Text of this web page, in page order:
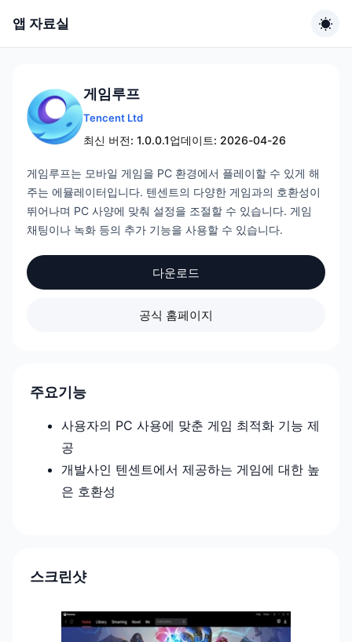
앱 자료실
게임루프
Tencent Ltd
최신 버전: 1.0.0.1업데이트: 2026-04-26
게임루프는 모바일 게임을 PC 환경에서 플레이할 수 있게 해
주는 에뮬레이터입니다. 텐센트의 다양한 게임과의 호환성이
뛰어나며 PC 사양에 맞춰 설정을 조절할 수 있습니다. 게임
채팅이나 녹화 등의 추가 기능을 사용할 수 있습니다.
다운로드
공식 홈페이지
주요기능
사용자의 PC 사용에 맞춘 게임 최적화 기능 제
공
개발사인 텐센트에서 제공하는 게임에 대한 높
은 호환성
스크린샷